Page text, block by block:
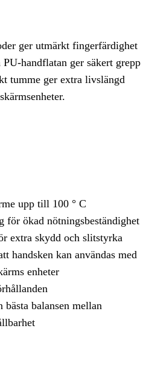
ger utmärkt fingerfärdighet
handflatan ger säkert grepp
tumme ger extra livslängd
upp till 100 ° C
för ökad nötningsbeständighet
extra skydd och slitstyrka
handsken kan användas med
enheter
bästa balansen mellan